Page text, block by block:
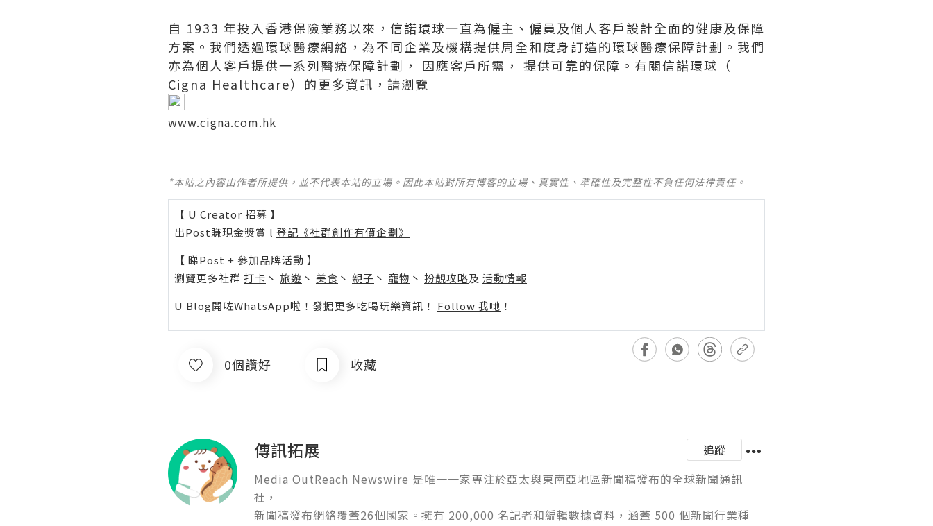
自 1933 年投入香港保險業務以來，信諾環球一直為僱主、僱員及個人客戶設計全面的健康及保障
方案。我們透過環球醫療網絡，為不同企業及機構提供周全和度身訂造的環球醫療保障計劃。我們
亦為個人客戶提供一系列醫療保障計劃， 因應客戶所需， 提供可靠的保障。有關信諾環球（
Cigna Healthcare）的更多資訊，請瀏覽
www.cigna.com.hk
*本站之內容由作者所提供，並不代表本站的立場。因此本站對所有博客的立場、真實性、準確性及完整性不負任何法律責任。
【 U Creator 招募 】
出Post賺現金獎賞 l 登記《社群創作有價企劃》
【 睇Post + 參加品牌活動 】
瀏覽更多社群 打卡 丶 旅遊 丶 美食 丶 親子 丶 寵物 丶 扮靚攻略及 活動情報
U Blog開咗WhatsApp啦！發掘更多吃喝玩樂資訊！ Follow 我哋 ！
0個讚好 收藏
傳訊拓展
追蹤
Media OutReach Newswire 是唯一一家專注於亞太與東南亞地區新聞稿發布的全球新聞通訊
社，
新聞稿發布網絡覆蓋26個國家。擁有 200,000 名記者和編輯數據資料，涵蓋 500 個新聞行業種